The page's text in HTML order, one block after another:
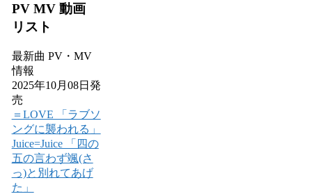
PV MV 動画
リスト
最新曲 PV・MV
情報
2025年10月08日発
売
＝LOVE 「ラブソ
ングに襲われる」
Juice=Juice 「四の
五の言わず颯(さ
っ)と別れてあげ
た」